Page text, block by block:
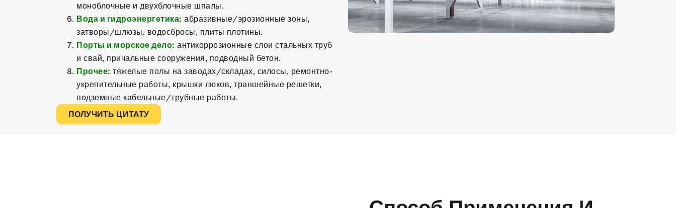
моноблочные и двухблочные шпалы.
Вода и гидроэнергетика: абразивные/эрозионные зоны,
затворы/шлюзы, водосбросы, плиты плотины.
Порты и морское дело: антикоррозионные слои стальных труб
и свай, причальные сооружения, подводный бетон.
Прочее: тяжелые полы на заводах/складах, силосы, ремонтно-
укрепительные работы, крышки люков, траншейные решетки,
подземные кабельные/трубные работы.
ПОЛУЧИТЬ ЦИТАТУ